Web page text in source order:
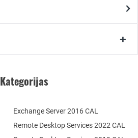
Kategorijas
Remote Desktop Services 2022 CAL
Exchange Server 2016 CAL